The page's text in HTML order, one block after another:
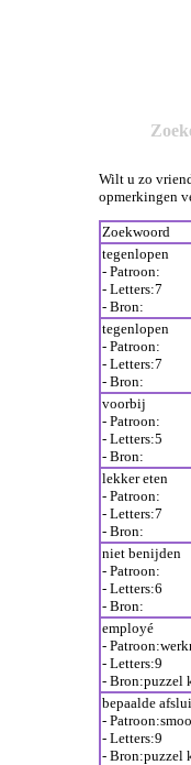
Wilt u zo
opmerkingen
Zoekwoord
tegenlopen
- Patroon:
- Letters:7
- Bron:
tegenlopen
- Patroon:
- Letters:7
- Bron:
voorbij
- Patroon:
- Letters:5
- Bron:
lekker eten
- Patroon:
- Letters:7
- Bron:
niet benijden
- Patroon:
- Letters:6
- Bron:
employé
-
- Letters:9
- Bron:puzzel
bepaalde
-
- Letters:9
- Bron:puzzel